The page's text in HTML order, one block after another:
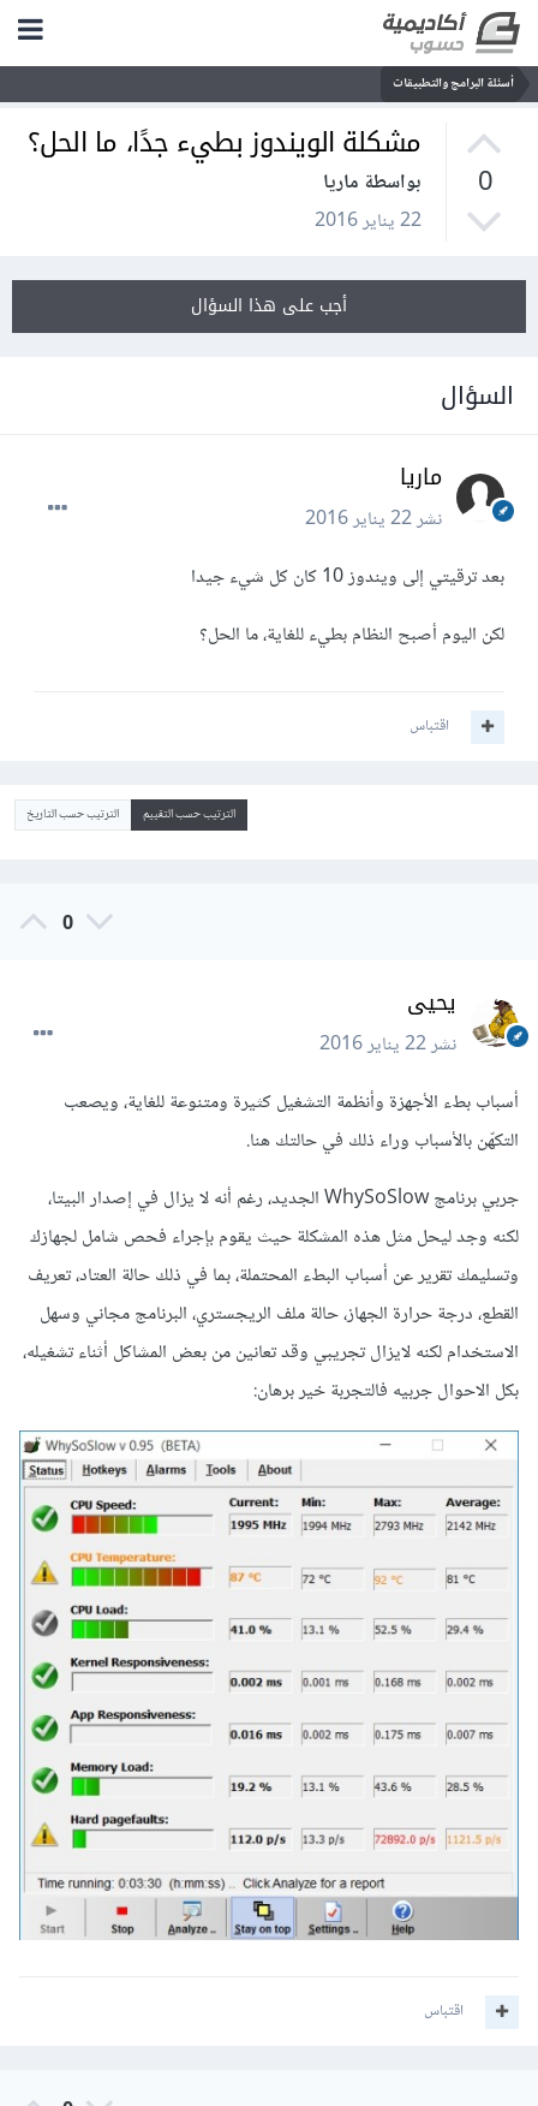
أسئلة البرامج والتطبيقات
0
مشكلة الويندوز بطيء جدًا، ما الحل؟
بواسطة ماريا
22 يناير 2016
أجب على هذا السؤال
السؤال
ماريا
نشر22 يناير 2016
بعد ترقيتي إلى ويندوز 10 كان كل شيء جيدا
لكن اليوم أصبح النظام بطيء للغاية، ما الحل؟
اقتباس
الترتيب حسب التقييم الترتيب حسب التاريخ
0
يحيى
نشر22 يناير 2016
أسباب بطء الأجهزة وأنظمة التشغيل كثيرة ومتنوعة للغاية، ويصعب
التكهّن بالأسباب وراء ذلك في حالتك هنا.
جربي برنامج WhySoSlow الجديد، رغم أنه لا يزال في إصدار البيتا،
لكنه وجد ليحل مثل هذه المشكلة حيث يقوم بإجراء فحص شامل لجهازك
وتسليمك تقرير عن أسباب البطء المحتملة، بما في ذلك حالة العتاد، تعريف
القطع، درجة حرارة الجهاز، حالة ملف الريجستري، البرنامج مجاني وسهل
الاستخدام لكنه لايزال تجريبي وقد تعانين من بعض المشاكل أثناء تشغيله،
بكل الاحوال جربيه فالتجربة خير برهان:
اقتباس